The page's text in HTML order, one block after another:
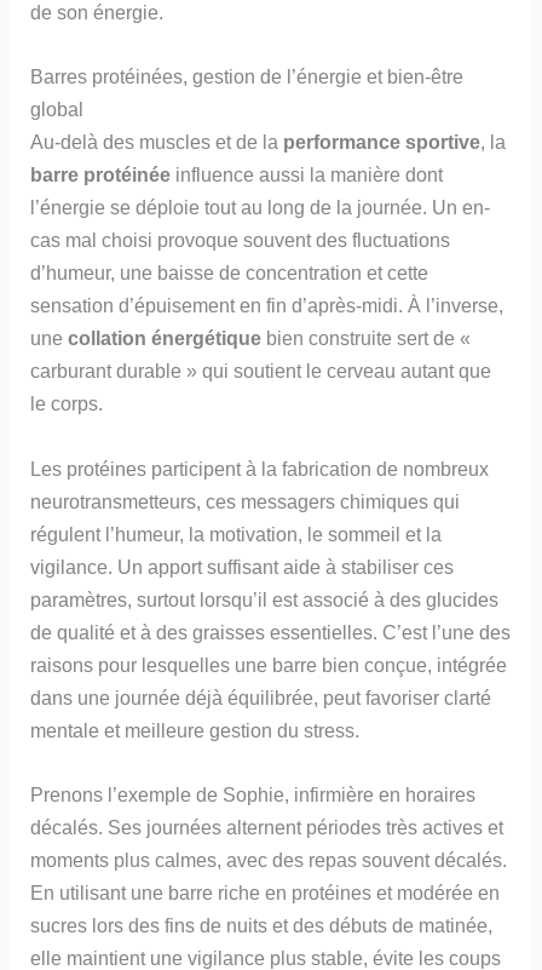
de son énergie.
Barres protéinées, gestion de l’énergie et bien-être
global
Au-delà des muscles et de la performance sportive, la
barre protéinée influence aussi la manière dont
l’énergie se déploie tout au long de la journée. Un en-
cas mal choisi provoque souvent des fluctuations
d’humeur, une baisse de concentration et cette
sensation d’épuisement en fin d’après-midi. À l’inverse,
unecollation énergétique bien construite sert de «
carburant durable » qui soutient le cerveau autant que
le corps.
Les protéines participent à la fabrication de nombreux
neurotransmetteurs, ces messagers chimiques qui
régulent l’humeur, la motivation, le sommeil et la
vigilance. Un apport suffisant aide à stabiliser ces
paramètres, surtout lorsqu’il est associé à des glucides
de qualité et à des graisses essentielles. C’est l’une des
raisons pour lesquelles une barre bien conçue, intégrée
dans une journée déjà équilibrée, peut favoriser clarté
mentale et meilleure gestion du stress.
Prenons l’exemple de Sophie, infirmière en horaires
décalés. Ses journées alternent périodes très actives et
moments plus calmes, avec des repas souvent décalés.
En utilisant une barre riche en protéines et modérée en
sucres lors des fins de nuits et des débuts de matinée,
elle maintient une vigilance plus stable, évite les coups